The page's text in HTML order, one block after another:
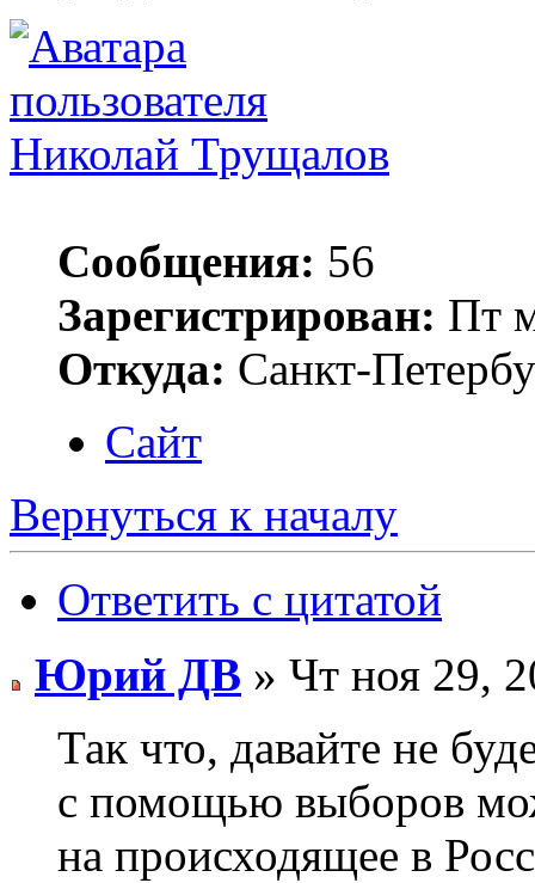
Николай Трущалов
Сообщения: 56
Зарегистрирован: Пт
Откуда: Санкт-
Сайт
Вернуться к началу
Ответить с цитатой
Юрий ДВ » Чт ноя 29,
Так что, давайте не
с помощью выборов
на происходящее в